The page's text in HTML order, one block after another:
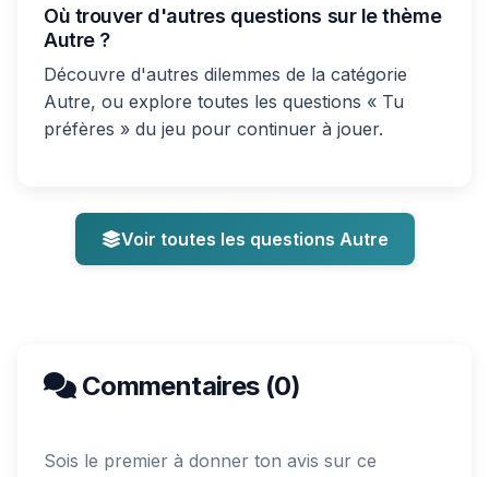
Où trouver d'autres questions sur le thème
Autre ?
Découvre d'autres dilemmes de la catégorie
Autre, ou explore toutes les questions « Tu
préfères » du jeu pour continuer à jouer.
Voir toutes les questions Autre
Commentaires (0)
Sois le premier à donner ton avis sur ce